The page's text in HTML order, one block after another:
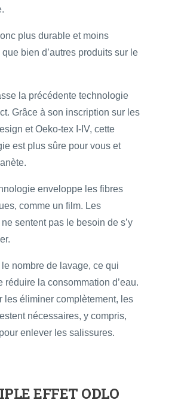
plus durable et moins
bien d’autres produits sur le
la précédente technologie
Grâce à son inscription sur les
et Oeko-tex I-IV, cette
est plus sûre pour vous et
enveloppe les fibres
comme un film. Les
sentent pas le besoin de s’y
nombre de lavage, ce qui
réduire la consommation d’eau.
les éliminer complètement, les
nécessaires, y compris,
enlever les salissures.
EFFET ODLO